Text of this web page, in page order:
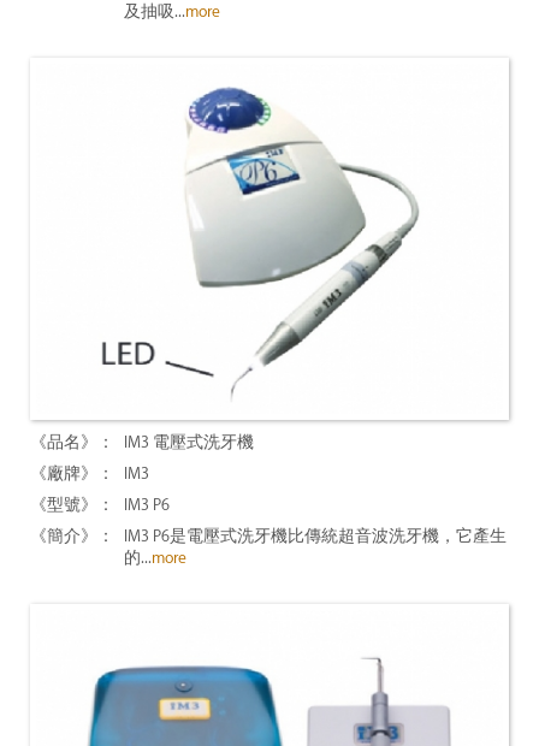
及抽吸...more
IM3 電壓式洗牙機
IM3
IM3 P6
IM3 P6是電壓式洗牙機比傳統超音波洗牙機，它產生
的...more